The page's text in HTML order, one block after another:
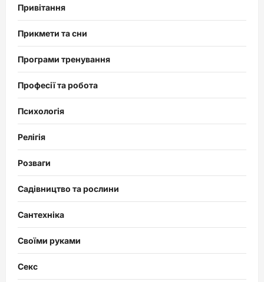
Привітання
Прикмети та сни
Програми тренування
Професії та робота
Психологія
Релігія
Розваги
Садівництво та рослини
Сантехніка
Своїми руками
Секс